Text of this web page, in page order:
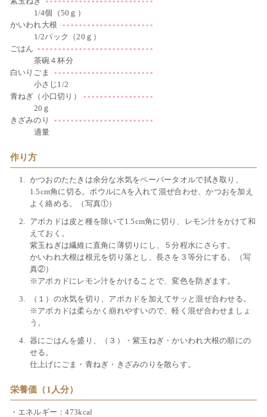
1/4個（50ｇ）
かいわれ大根
1/2パック（20ｇ）
ごはん
茶碗４杯分
白いりごま
小さじ1/2
青ねぎ（小口切り）
20ｇ
きざみのり
適量
作り方
かつおのたたきは余分な水気をペーパータオルで拭き取り、
1.5cm角に切る。ボウルにAを入れて混ぜ合わせ、かつおを加え
よく絡める。（写真①）
アボカドは皮と種を除いて1.5cm角に切り、レモン汁をかけて和
えておく。
紫玉ねぎは繊維に直角に薄切りにし、５分程水にさらす。
かいわれ大根は根元を切り落とし、長さを３等分にする。（写
真②）
※アボカドにレモン汁をかけることで、変色を防ぎます。
（１）の水気を切り、アボカドを加えてサッと混ぜ合わせる。
※アボカドは柔らかく崩れやすいので、軽く混ぜ合わせましょ
う。
器にごはんを盛り、（３）・紫玉ねぎ・かいわれ大根の順にの
せる。
仕上げにごま・青ねぎ・きざみのりを散らす。
栄養価（1人分）
・エネルギー：473kcal